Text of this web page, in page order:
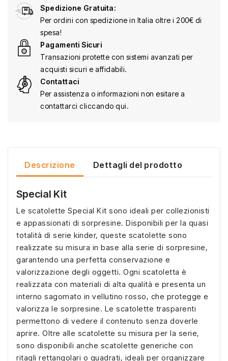
Spedizione Gratuita:
Per ordini con spedizione in Italia oltre i 200€ di
spesa!
Pagamenti Sicuri
Transazioni protette con sistemi avanzati per
acquisti sicuri e affidabili.
Contattaci
Per assistenza o informazioni non esitare a
contattarci cliccando qui.
Descrizione Dettagli del prodotto
Special Kit
Le scatolette Special Kit sono ideali per collezionisti
e appassionati di sorpresine. Disponibili per la quasi
totalità di serie kinder, queste scatolette sono
realizzate su misura in base alla serie di sorpresine,
garantendo una perfetta conservazione e
valorizzazione degli oggetti. Ogni scatoletta è
realizzata con materiali di alta qualità e presenta un
interno sagomato in vellutino rosso, che protegge e
valorizza le sorpresine. Le scatolette trasparenti
permettono di vedere il contenuto senza doverle
aprire. Oltre alle scatolette su misura per la serie,
sono disponibili anche scatolette generiche con
ritagli rettangolari o quadrati, ideali per organizzare